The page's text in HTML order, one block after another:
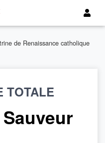
de Renaissance catholique
TOTALE